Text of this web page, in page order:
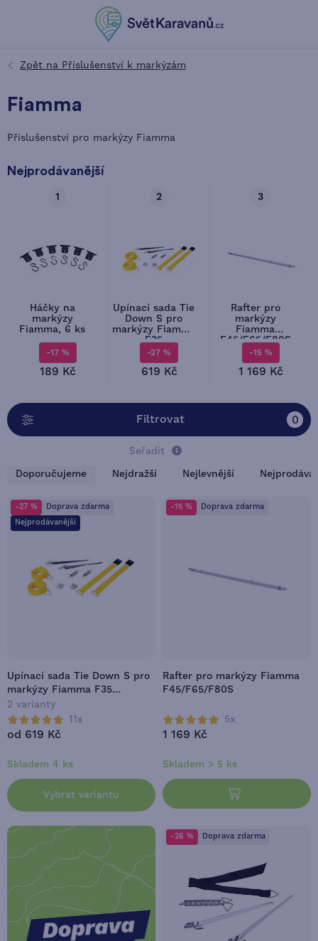
Fiamma
Příslušenství pro markýzy Fiamma
Nejprodávanější
1
Háčky na
markýzy
Fiamma, 6 ks
-17 %
189 Kč
2
Upínací sada Tie
Down S pro
markýzy Fiamma
F35
Pro/F45/F65/F80
-27 %
619 Kč
3
Rafter pro
markýzy
Fiamma
F45/F65/F80S
-15 %
1 169 Kč
Filtrovat 0
Seřadit
Doporučujeme
Nejdražší Nejlevnější
-27 %
Doprava zdarma
Nejprodávanější
Upínací sada Tie Down S pro
markýzy Fiamma F35
Pro/F45/F65/F80
2 varianty
11x
od 619 Kč
Skladem 4 ks
Vybrat variantu
-15 % Doprava zdarma
Rafter pro markýzy Fiamma
F45/F65/F80S
5x
1 169 Kč
Skladem > 5 ks
-26 % Doprava zdarma